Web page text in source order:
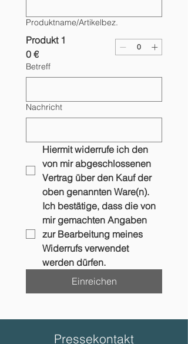
Produktname/Artikelbez.
Produkt 1
0 €
Betreff
Nachricht
Hiermit widerrufe ich den
von mir abgeschlossenen
Vertrag über den Kauf der
oben genannten Ware(n).
Ich bestätige, dass die von
mir gemachten Angaben
zur Bearbeitung meines
Widerrufs verwendet
werden dürfen.
Einreichen
Pressekontakt